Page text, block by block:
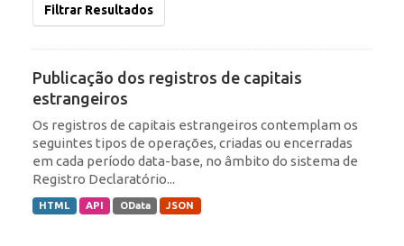
Filtrar Resultados
Publicação dos registros de capitais
estrangeiros
Os registros de capitais estrangeiros contemplam os
seguintes tipos de operações, criadas ou encerradas
em cada período data-base, no âmbito do sistema de
Registro Declaratório...
HTML API OData JSON